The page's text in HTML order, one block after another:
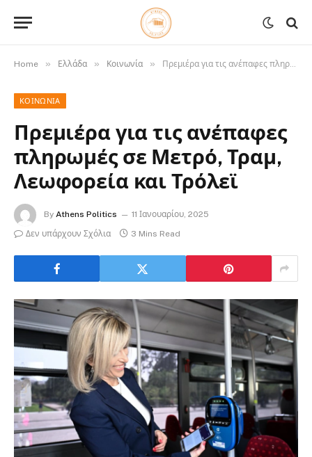
Home » Ελλάδα » Κοινωνία » Πρεμιέρα για τις ανέπαφες πληρωμές σε Μετρό, Τραμ, Λεωφορεία και Τρόλεϊ
ΚΟΙΝΩΝΊΑ
Πρεμιέρα για τις ανέπαφες
πληρωμές σε Μετρό, Τραμ,
Λεωφορεία και Τρόλεϊ
By Athens Politics
11 Ιανουαρίου, 2025
Δεν υπάρχουν Σχόλια
3 Mins Read